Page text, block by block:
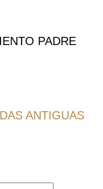
PADRE
ANTIGUAS